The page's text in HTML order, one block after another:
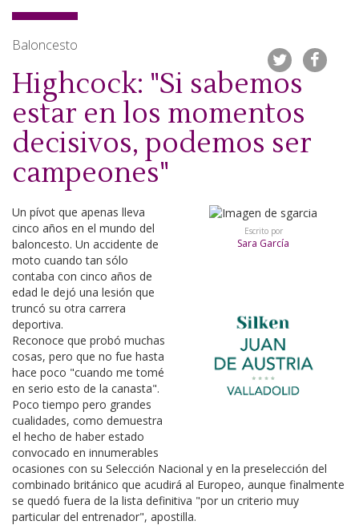
Baloncesto
Highcock: "Si sabemos
estar en los momentos
decisivos, podemos ser
campeones"
Escrito por
Sara García
Un pívot que apenas lleva
cinco años en el mundo del
baloncesto. Un accidente de
moto cuando tan sólo
contaba con cinco años de
edad le dejó una lesión que
truncó su otra carrera
deportiva.
Reconoce que probó muchas
cosas, pero que no fue hasta
hace poco "cuando me tomé
en serio esto de la canasta".
Poco tiempo pero grandes
cualidades, como demuestra
el hecho de haber estado
convocado en innumerables
ocasiones con su Selección Nacional y en la preselección del
combinado británico que acudirá al Europeo, aunque finalmente
se quedó fuera de la lista definitiva "por un criterio muy
particular del entrenador", apostilla.